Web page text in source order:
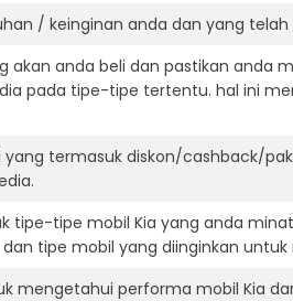
/ keinginan anda dan yang
akan anda beli dan pastikan anda
pada tipe-tipe tertentu. hal ini
termasuk diskon/cashback/
tipe-tipe mobil Kia yang anda
tipe mobil yang diinginkan
mengetahui performa mobil Kia